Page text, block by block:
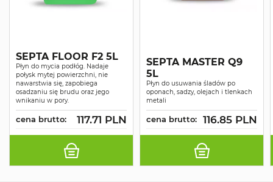
SEPTA FLOOR F2 5L
Płyn do mycia podłóg. Nadaje
połysk mytej powierzchni, nie
nawarstwia się, zapobiega
osadzaniu się brudu oraz jego
wnikaniu w pory.
cena brutto: 117.71 PLN
SEPTA MASTER Q9
5L
Płyn do usuwania śladów po
oponach, sadzy, olejach i tlenkach
metali
cena brutto: 116.85 PLN